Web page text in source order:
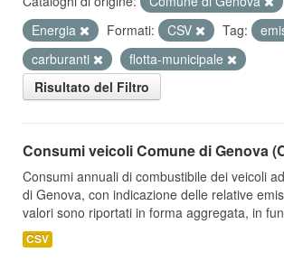
Energia
Formati: CSV Tag:
carburanti
flotta-municipale
Risultato del Filtro
Consumi veicoli Comune di Genova
Consumi annuali di combustibile dei veicoli
di Genova, con indicazione delle relative
valori sono riportati in forma aggregata, in
CSV